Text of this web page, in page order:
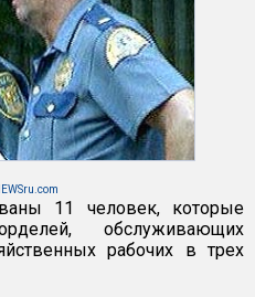
11 человек, которые
обслуживающих
рабочих в трех